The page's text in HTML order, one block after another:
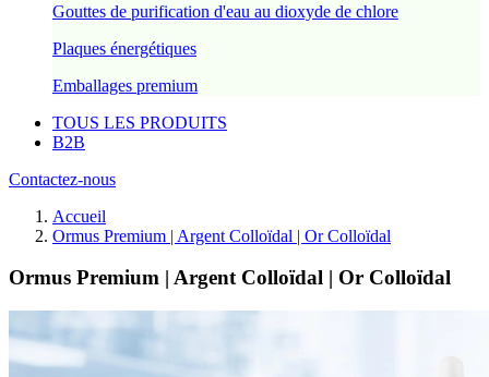
Gouttes de purification d'eau au dioxyde de chlore
Plaques énergétiques
Emballages premium
TOUS LES PRODUITS
B2B
Contactez-nous
Accueil
Ormus Premium | Argent Colloïdal | Or Colloïdal
Ormus Premium | Argent Colloïdal | Or Colloïdal